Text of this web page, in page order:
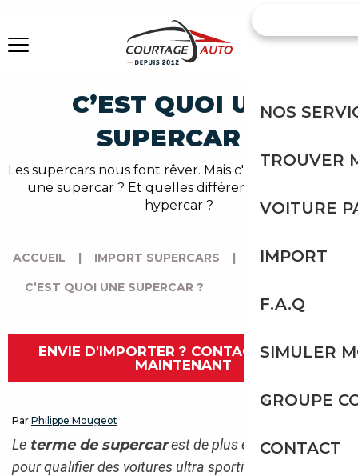
C’EST QUOI UNE
SUPERCAR ?
Les supercars nous font rêver. Mais c'est quoi au juste
une supercar ? Et quelles différences avec une
hypercar ?
ACCUEIL | IMPORT SUPERCARS |
C’EST QUOI UNE SUPERCAR ?
ENVIE D'IMPORTER ? CONTACTEZ-NOUS
MAINTENANT
Par Philippe Mougeot
Le terme de supercarest de plus en plus employé
pour qualifier des voitures ultra sportives aux
NOS
TROUVER
VOITURE
IMPORT
F.A.Q
SIMULER
GROUPE
CONTACT